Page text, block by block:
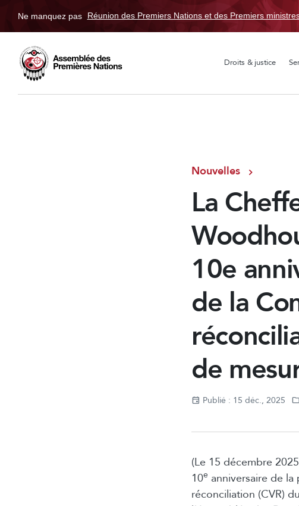
Ne manquez pas Réunion des Premiers Nations et des Premiers
Droits & justice
Nouvelles
La
10e
de la
de
Publié : 15 déc., 2025
(Le 15 décembre
10e anniversaire de
réconciliation (CVR)